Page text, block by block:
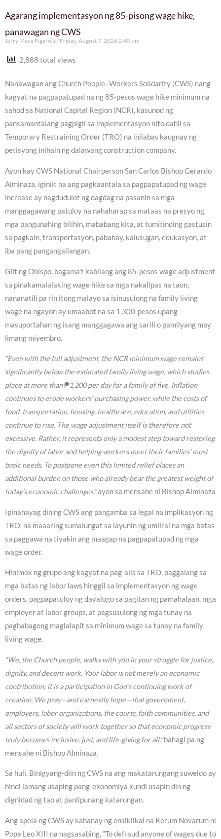
Agarang implementasyon ng 85-pisong wage hike,
panawagan ng CWS
Jerry Maya Figarola Friday, August 7, 2026 2:40 pm
2,888 total views
Nanawagan ang Church People–Workers Solidarity (CWS) nang
kagyat na pagpapatupad na ng 85-pesos wage hike minimum na
sahod sa National Capital Region (NCR), kasunod ng
pansamantalang pagpigil sa implementasyon nito dahil sa
Temporary Restraining Order (TRO) na inilabas kaugnay ng
petisyong inihain ng dalawang construction company.
Ayon kay CWS National Chairperson San Carlos Bishop Gerardo
Alminaza, iginiit na ang pagkaantala sa pagpapatupad ng wage
increase ay nagdudulot ng dagdag na pasanin sa mga
manggagawang patuloy na nahaharap sa mataas na presyo ng
mga pangunahing bilihin, mababang kita, at tumitinding gastusin
sa pagkain, transportasyon, pabahay, kalusugan, edukasyon, at
iba pang pangangailangan.
Giit ng Obispo, bagama’t kabilang ang 85-pesos wage adjustment
sa pinakamalalaking wage hike sa mga nakalipas na taon,
nananatili pa rin itong malayo sa isinusulong na family living
wage na ngayon ay umaabot na sa 1,300-pesos upang
masuportahan ng isang manggagawa ang sarili o pamilyang may
limang miyembro.
“Even with the full adjustment, the NCR minimum wage remains
significantly below the estimated family living wage, which studies
place at more than ₱1,200 per day for a family of five. Inflation
continues to erode workers’ purchasing power, while the costs of
food, transportation, housing, healthcare, education, and utilities
continue to rise. The wage adjustment itself is therefore not
excessive. Rather, it represents only a modest step toward restoring
the dignity of labor and helping workers meet their families’ most
basic needs. To postpone even this limited relief places an
additional burden on those who already bear the greatest weight of
today’s economic challenges,”ayon sa mensahe ni Bishop Alminaza
Ipinahayag din ng CWS ang pangamba sa legal na implikasyon ng
TRO, na maaaring sumalungat sa layunin ng umiiral na mga batas
sa paggawa na tiyakin ang maagap na pagpapatupad ng mga
wage order.
Hinimok ng grupo ang kagyat na pag-alis sa TRO, paggalang sa
mga batas ng labor laws hinggil sa implementasyon ng wage
orders, pagpapatuloy ng dayalogo sa pagitan ng pamahalaan, mga
employer at labor groups, at pagsusulong ng mga tunay na
pagbabagong maglalapit sa minimum wage sa tunay na family
living wage.
“We, the Church people, walks with you in your struggle for justice,
dignity, and decent work. Your labor is not merely an economic
contribution; it is a participation in God’s continuing work of
creation. We pray—and earnestly hope—that government,
employers, labor organizations, the courts, faith communities, and
all sectors of society will work together so that economic progress
truly becomes inclusive, just, and life-giving for all,”bahagi pa ng
mensahe ni Bishop Alminaza.
Sa huli, Binigyang-diin ng CWS na ang makatarungang suweldo ay
hindi lamang usaping pang-ekonomiya kundi usapin din ng
dignidad ng tao at panlipunang katarungan.
Ang apela ng CWS ay kahanay ng ensiklikal na Rerum Novarum ni
Pope Leo XIII na nagsasabing, “To defraud anyone of wages due to